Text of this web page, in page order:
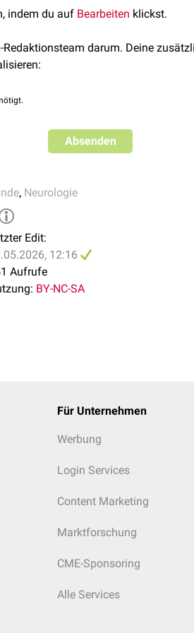
indem du auf Bearbeiten klickst.
darum. Deine
Absenden
, Neurologie
Edit:
12:16
Aufrufe
BY-NC-SA
Für Unternehmen
Werbung
Login Services
Content Marketing
Marktforschung
CME-Sponsoring
Alle Services